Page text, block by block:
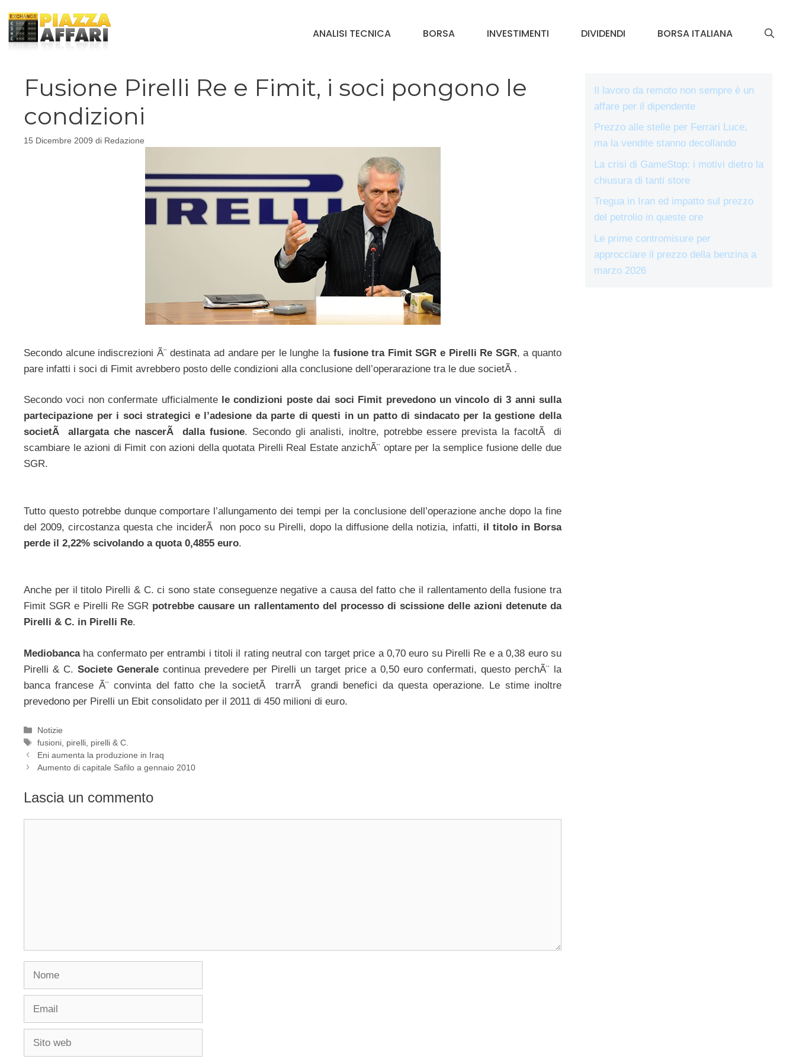
contenuto
ANALISI TECNICA BORSA INVESTIMENTI DIVIDENDI BORSA ITALIANA
Fusione Pirelli Re e Fimit, i soci pongono le
condizioni
15 Dicembre 2009 di Redazione
Secondo alcune indiscrezioni Ã¨ destinata ad andare per le lunghe la fusione tra Fimit SGR e Pirelli Re SGR, a quanto
pare infatti i soci di Fimit avrebbero posto delle condizioni alla conclusione dell’operarazione tra le due societÃ .
Secondo voci non confermate ufficialmente le condizioni poste dai soci Fimit prevedono un vincolo di 3 anni sulla
partecipazione per i soci strategici e l’adesione da parte di questi in un patto di sindacato per la gestione della
societÃ allargata che nascerÃ dalla fusione. Secondo gli analisti, inoltre, potrebbe essere prevista la facoltÃ di
scambiare le azioni di Fimit con azioni della quotata Pirelli Real Estate anzichÃ¨ optare per la semplice fusione delle due
SGR.
Tutto questo potrebbe dunque comportare l’allungamento dei tempi per la conclusione dell’operazione anche dopo la fine
del 2009, circostanza questa che inciderÃ non poco su Pirelli, dopo la diffusione della notizia, infatti, il titolo in Borsa
perde il 2,22% scivolando a quota 0,4855 euro.
Anche per il titolo Pirelli & C. ci sono state conseguenze negative a causa del fatto che il rallentamento della fusione tra
Fimit SGR e Pirelli Re SGR potrebbe causare un rallentamento del processo di scissione delle azioni detenute da
Pirelli & C. in Pirelli Re.
Mediobancaha confermato per entrambi i titoli il rating neutral con target price a 0,70 euro su Pirelli Re e a 0,38 euro su
Pirelli & C. Societe Generale continua prevedere per Pirelli un target price a 0,50 euro confermati, questo perchÃ¨ la
banca francese Ã¨ convinta del fatto che la societÃ trarrÃ grandi benefici da questa operazione. Le stime inoltre
prevedono per Pirelli un Ebit consolidato per il 2011 di 450 milioni di euro.
Categorie
Notizie
Tag
fusioni pirelli pirelli & C.
Eni aumenta la produzione in Iraq
Aumento di capitale Safilo a gennaio 2010
Lascia un commento
Il lavoro da remoto non sempre è un
affare per il dipendente
Prezzo alle stelle per Ferrari Luce,
ma la vendite stanno decollando
La crisi di GameStop: i motivi dietro la
chiusura di tanti store
Tregua in Iran ed impatto sul prezzo
del petrolio in queste ore
Le prime contromisure per
approcciare il prezzo della benzina a
marzo 2026